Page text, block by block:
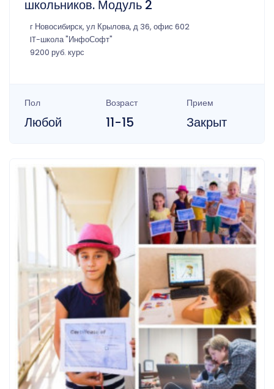
школьников. Модуль 2
г Новосибирск, ул Крылова, д 36, офис 602
IT-школа "ИнфоСофт"
9200 руб. курс
Пол
Любой
Возраст
11-15
Прием
Закрыт